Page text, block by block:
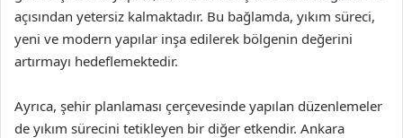
açısından yetersiz kalmaktadır. Bu bağlamda, yıkım süreci,
yeni ve modern yapılar inşa edilerek bölgenin değerini
artırmayı hedeflemektedir.
Ayrıca, şehir planlaması çerçevesinde yapılan düzenlemeler
de yıkım sürecini tetikleyen bir diğer etkendir. Ankara